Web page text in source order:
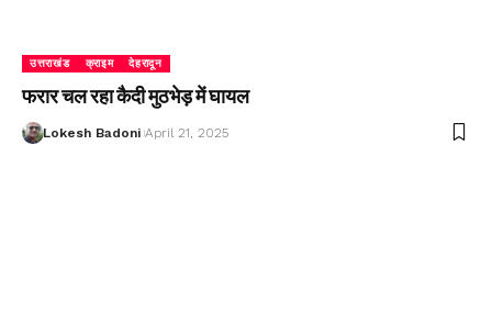
उत्तराखंड क्राइम देहरादून
फरार चल रहा कैदी मुठभेड़ में घायल
Lokesh Badoni April 21, 2025